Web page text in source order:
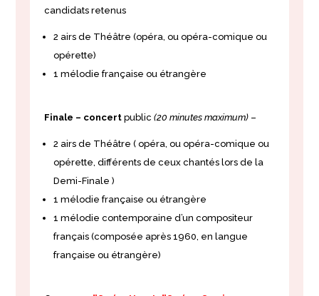
candidats retenus
2 airs de Théâtre (opéra, ou opéra-comique ou
opérette)
1 mélodie française ou étrangère
Finale – concertpublic(20 minutes maximum) –
2 airs de Théâtre ( opéra, ou opéra-comique ou
opérette, différents de ceux chantés lors de la
Demi-Finale )
1 mélodie française ou étrangère
1 mélodie contemporaine d’un compositeur
français (composée après 1960, en langue
française ou étrangère)